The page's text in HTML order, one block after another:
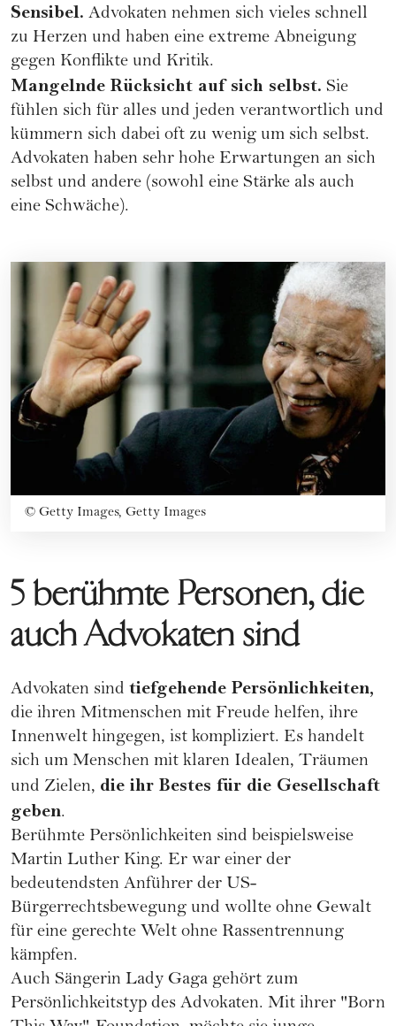
Sensibel. Advokaten nehmen sich vieles schnell
zu Herzen und haben eine extreme Abneigung
gegen Konflikte und Kritik.
Mangelnde Rücksicht auf sich selbst. Sie
fühlen sich für alles und jeden verantwortlich und
kümmern sich dabei oft zu wenig um sich selbst.
Advokaten haben sehr hohe Erwartungen an sich
selbst und andere (sowohl eine Stärke als auch
eine Schwäche).
© Getty Images, Getty Images
5 berühmte Personen, die
auch Advokaten sind
Advokaten sind tiefgehende Persönlichkeiten,
die ihren Mitmenschen mit Freude helfen, ihre
Innenwelt hingegen, ist kompliziert. Es handelt
sich um Menschen mit klaren Idealen, Träumen
und Zielen, die ihr Bestes für die Gesellschaft
geben.
Berühmte Persönlichkeiten sind beispielsweise
Martin Luther King. Er war einer der
bedeutendsten Anführer der US-
Bürgerrechtsbewegung und wollte ohne Gewalt
für eine gerechte Welt ohne Rassentrennung
kämpfen.
Auch Sängerin Lady Gaga gehört zum
Persönlichkeitstyp des Advokaten. Mit ihrer "Born